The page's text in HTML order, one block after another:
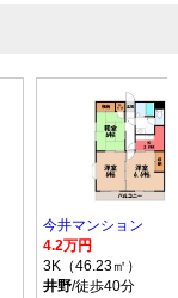
今井マンション
4.2万円
3K（46.23㎡）
井野/徒歩40分